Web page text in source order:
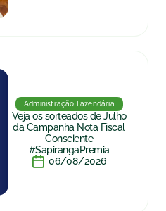
Administração Fazendária
Veja os sorteados de Julho
da Campanha Nota Fiscal
Consciente
#SapirangaPremia
06/08/2026